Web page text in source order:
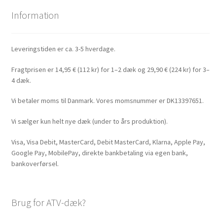
Information
Leveringstiden er ca. 3-5 hverdage.
Fragtprisen er 14,95 € (112 kr) for 1–2 dæk og 29,90 € (224 kr) for 3–
4 dæk.
Vi betaler moms til Danmark. Vores momsnummer er DK13397651.
Vi sælger kun helt nye dæk (under to års produktion).
Visa, Visa Debit, MasterCard, Debit MasterCard, Klarna, Apple Pay,
Google Pay, MobilePay, direkte bankbetaling via egen bank,
bankoverførsel.
Brug for ATV-dæk?